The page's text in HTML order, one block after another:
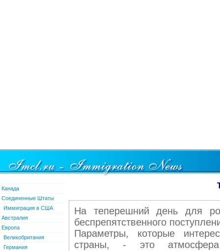
Канада
Соединенные Штаты
Иммиграция в США
Австралия
Европа
Великобритания
Германия
На теперешний день для
беспрепятственного
Параметры, которые
страны, - это атмосфера,